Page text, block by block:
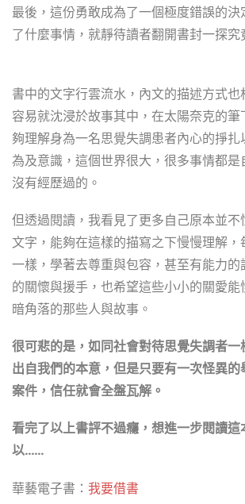
最後，這份勇敢成為了一個極度錯誤的
了什麼事情，就靜待讀者翻開書封一探究
書中的文字行雲流水，內文的描述方式
容易就沈浸於故事其中，在太陽奈克的
夠理解身為一名思覺失調患者內心的掙
為及意識，這個世界很大，很多事情都
沒有經歷過的。
但透過閱讀，我看見了更多自己原本並
文字，能夠在這樣的描寫之下慢慢理解
一樣，學著去尊重與包容，甚至有能力
的關懷與援手，也希望這些小小的關愛
暗角落的那些人與故事。
很可悲的是，如同社會對待思覺失調者
出自我們的本意，但是只要有一次怪異
案件，信任就會全盤瓦解。
看完了以上書評不過癮，想進一步閱讀
以……
華藝電子書： 我要借書